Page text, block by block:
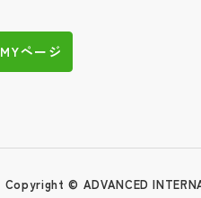
MYページ
Copyright © ADVANCED